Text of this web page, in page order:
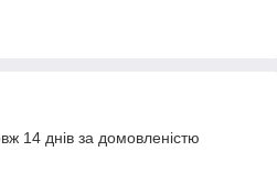
14 днів за домовленістю